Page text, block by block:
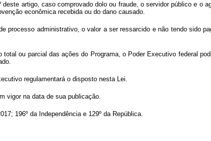
deste artigo, caso comprovado dolo ou fraude, o servidor público e o
econômica recebida ou do dano causado.
processo administrativo, o valor a ser ressarcido e não tendo sido
total ou parcial das ações do Programa, o Poder Executivo federal
regulamentará o disposto nesta Lei.
vigor na data de sua publicação.
196º da Independência e 129º da República.